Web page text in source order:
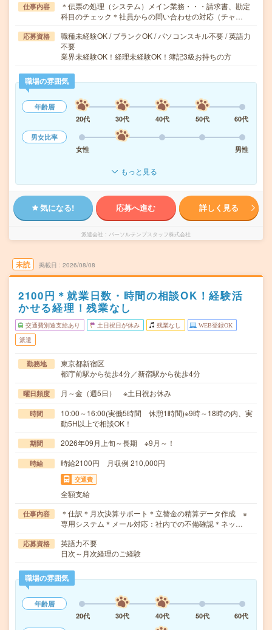
仕事内容
＊伝票の処理（システム）メイン業務・・・請求書、勘定
科目のチェック＊社員からの問い合わせの対応（チャ…
応募資格
職種未経験OK / ブランクOK / パソコンスキル不要 / 英語力
不要
業界未経験OK！経理未経験OK！簿記3級お持ちの方
職場の雰囲気
年齢層
20代
30代 40代 50代
60代
男女比率
女性
男性
もっと見る
気になる! 応募へ進む 詳しく見る
派遣会社 パーソルテンプスタッフ株式会社
未読 掲載日 2026/08/08
2100円＊就業日数・時間の相談OK！経験活
かせる経理！残業なし
交通費別途支給あり 土日祝日が休み 残業なし WEB登録OK
派遣
勤務地
東京都新宿区
都庁前駅から徒歩4分／新宿駅から徒歩4分
曜日頻度 月～金（週5日） ※土日祝お休み
時間
10:00～16:00(実働5時間 休憩1時間)※9時～18時の内、実
動5H以上で相談OK！
期間 2026年09月上旬～長期 ※9月～！
時給 時給2100円 月収例 210,000円
交通費
全額支給
仕事内容
＊仕訳＊月次決算サポート＊立替金の精算データ作成 ※
専用システム＊メール対応：社内での不備確認＊ネッ…
応募資格
英語力不要
日次～月次経理のご経験
職場の雰囲気
年齢層
20代
30代 40代 50代
60代